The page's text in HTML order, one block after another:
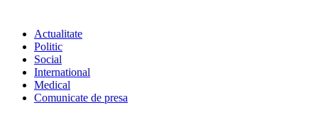
Actualitate
Politic
Social
International
Medical
Comunicate de presa